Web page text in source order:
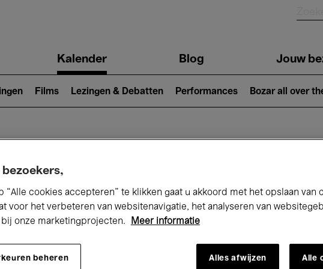
navigationKalender Blog Jouw
Films Lezingen & Debatten Performances Bozar all over
Vandaag Komende 7 dagen
Zaterdag 01 - Maandag 31 Augustus
bezoekers,
“Alle cookies accepteren” te klikken gaat u akkoord met het opslaan van
voor het verbeteren van websitenavigatie, het analyseren van
bij onze marketingprojecten.
Meer informatie
beheren Alles afwijzen Alle